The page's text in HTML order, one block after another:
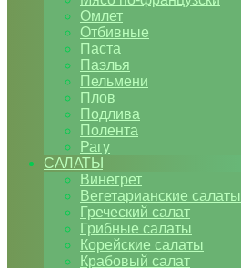
Омлет
Отбивные
Паста
Паэлья
Пельмени
Плов
Подлива
Полента
Рагу
САЛАТЫ
Винегрет
Вегетарианские салаты
Греческий салат
Грибные салаты
Корейские салаты
Крабовый салат